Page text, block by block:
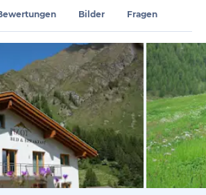
Bilder Fragen
von